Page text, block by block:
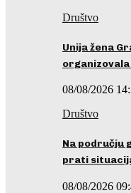
Društvo
Unija žena
08/08/2026
Društvo
Na području
prati
08/08/2026